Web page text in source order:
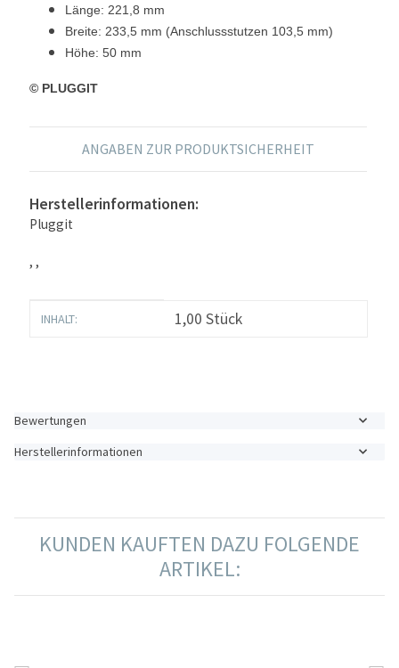
Länge: 221,8 mm
Breite: 233,5 mm (Anschlussstutzen 103,5 mm)
Höhe: 50 mm
© PLUGGIT
ANGABEN ZUR PRODUKTSICHERHEIT
Herstellerinformationen:
Pluggit
, ,
Produkteigenschaft
Wert
INHALT: 1,00 Stück
Bewertungen
Herstellerinformationen
KUNDEN KAUFTEN DAZU FOLGENDE
ARTIKEL: